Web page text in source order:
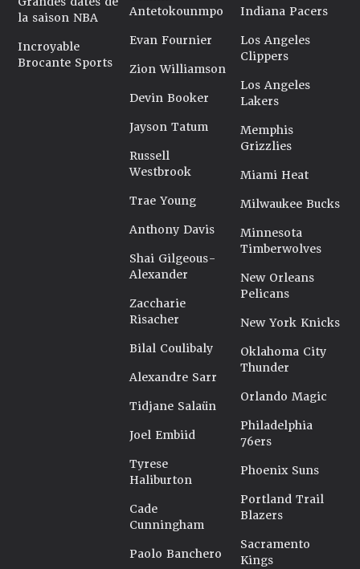
la saison NBA
Incroyable
Brocante Sports
Antetokounmpo
Evan Fournier
Zion Williamson
Devin Booker
Jayson Tatum
Russell
Westbrook
Trae Young
Anthony Davis
Shai Gilgeous-
Alexander
Zaccharie
Risacher
Bilal Coulibaly
Alexandre Sarr
Tidjane Salaün
Joel Embiid
Tyrese
Haliburton
Cade
Cunningham
Paolo Banchero
Indiana Pacers
Los Angeles
Clippers
Los Angeles
Lakers
Memphis
Grizzlies
Miami Heat
Milwaukee Bucks
Minnesota
Timberwolves
New Orleans
Pelicans
New York Knicks
Oklahoma City
Thunder
Orlando Magic
Philadelphia
76ers
Phoenix Suns
Portland Trail
Blazers
Sacramento
Kings